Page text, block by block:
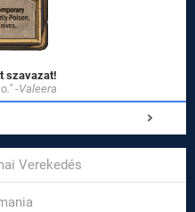
szavazat!
-Valeera
Verekedés